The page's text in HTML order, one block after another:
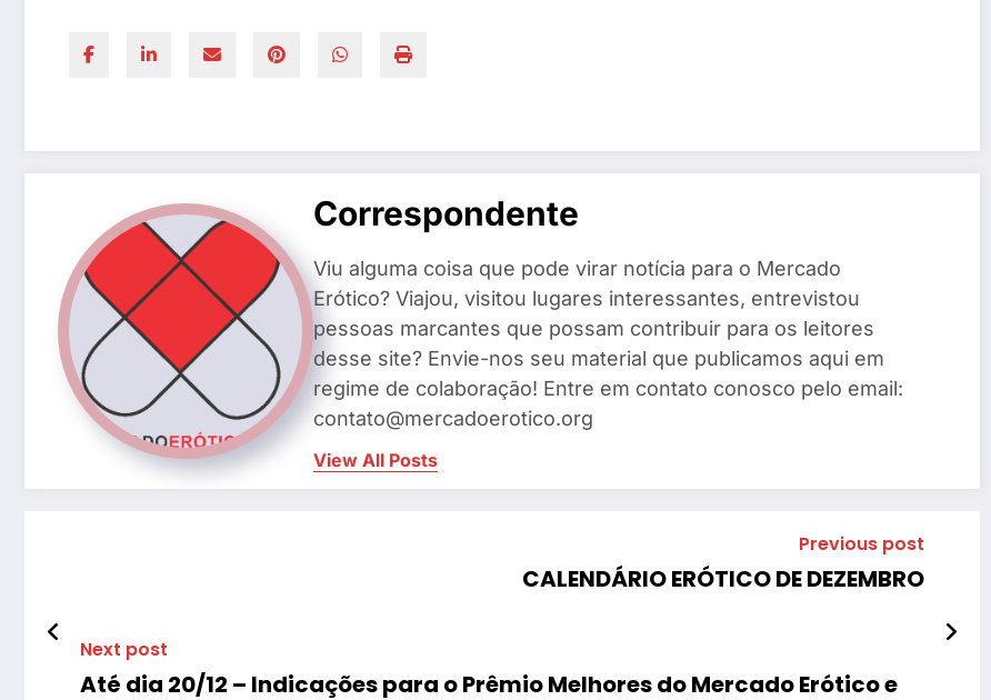
Correspondente
Viu alguma coisa que pode virar notícia para o Mercado
Erótico? Viajou, visitou lugares interessantes, entrevistou
pessoas marcantes que possam contribuir para os leitores
desse site? Envie-nos seu material que publicamos aqui em
regime de colaboração! Entre em contato conosco pelo email:
contato@mercadoerotico.org
View All Posts
Previous post
CALENDÁRIO ERÓTICO DE DEZEMBRO
Next post
Até dia 20/12 – Indicações para o Prêmio Melhores do Mercado Erótico e